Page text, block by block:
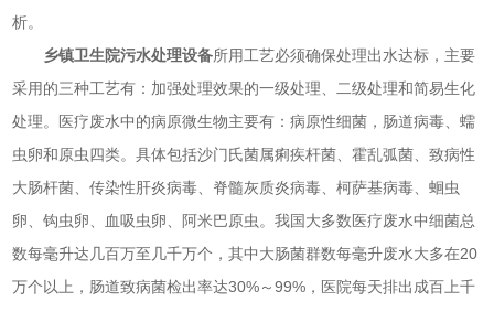
析。
乡镇卫生院污水处理设备所用工艺必须确保处理出水达标，主要
采用的三种工艺有：加强处理效果的一级处理、二级处理和简易生化
处理。医疗废水中的病原微生物主要有：病原性细菌，肠道病毒、蠕
虫卵和原虫四类。具体包括沙门氏菌属痢疾杆菌、霍乱弧菌、致病性
大肠杆菌、传染性肝炎病毒、脊髓灰质炎病毒、柯萨基病毒、蛔虫
卵、钩虫卵、血吸虫卵、阿米巴原虫。我国大多数医疗废水中细菌总
数每毫升达几百万至几千万个，其中大肠菌群数每毫升废水大多在20
万个以上，肠道致病菌检出率达30%～99%，医院每天排出成百上千